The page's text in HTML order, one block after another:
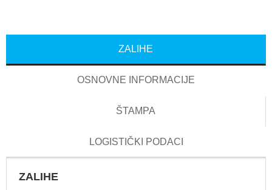
ZALIHE
OSNOVNE INFORMACIJE
ŠTAMPA
LOGISTIČKI PODACI
ZALIHE